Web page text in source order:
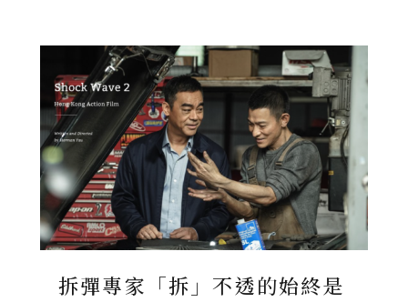
拆彈專家「拆」不透的始終是